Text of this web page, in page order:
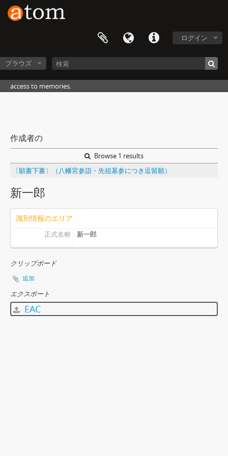
ログイン
ブラウズ
access to memories.
作成者の
Browse 1 results
〔願書下書〕（八幡宮参詣・先祖墓参につき逗留願）
新一郎
識別情報のエリア
正式名称 新一郎
クリップボード
追加
エクスポート
EAC